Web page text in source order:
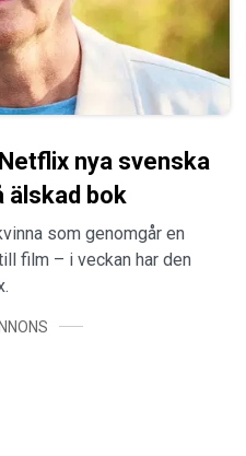
nya svenska
älskad bok
som genomgår en
film – i veckan har den